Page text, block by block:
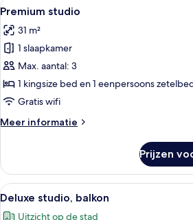
Alle
foto's
voor
Premium
studio
laden
9
Premium studio
31 m²
1 slaapkamer
Max. aantal: 3
1 kingsize bed en 1 eenpersoons
Gratis wifi
Meer informatie
Meer
studio
Prijzen
Alle
foto's
Een
9
Deluxe studio, balkon
Uitzicht op de stad